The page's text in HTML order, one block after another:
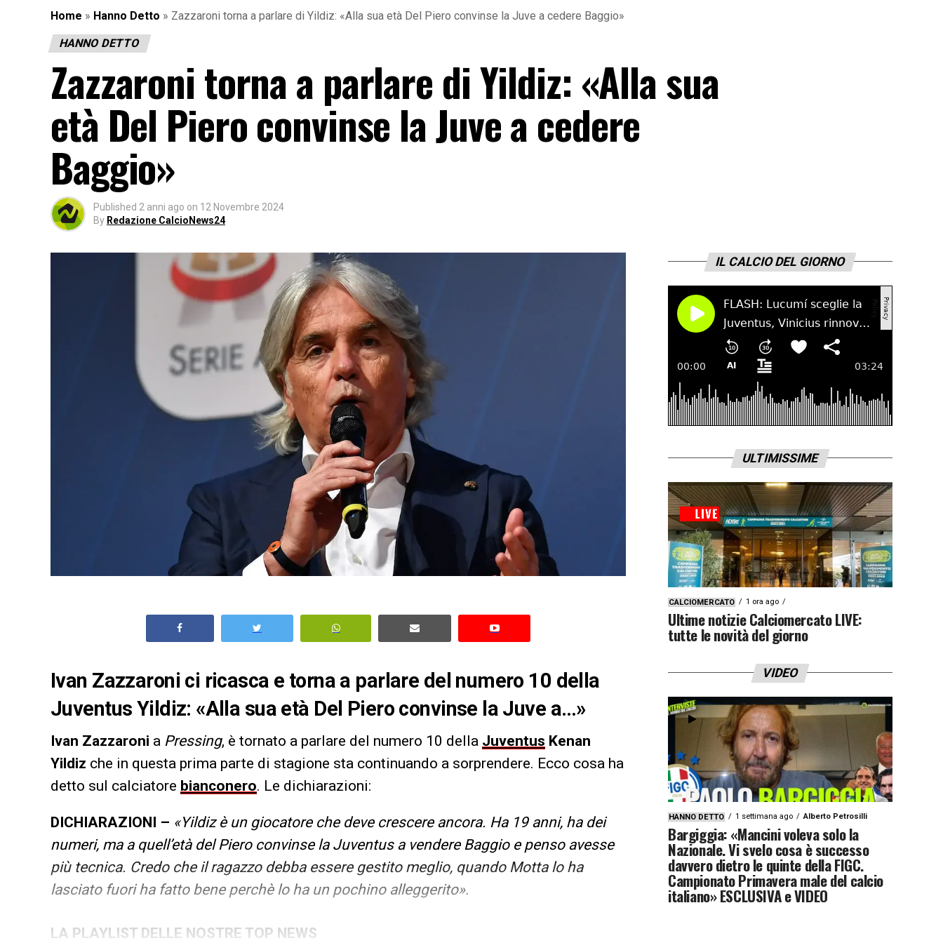
Home » Hanno Detto » Zazzaroni torna a parlare di Yildiz: «Alla sua età Del Piero convinse la Juve a cedere Baggio»
HANNO DETTO
Zazzaroni torna a parlare di Yildiz: «Alla sua
età Del Piero convinse la Juve a cedere
Baggio»
Published 2 anni ago on 12 Novembre 2024
By Redazione CalcioNews24
Ivan Zazzaroni ci ricasca e torna a parlare del numero 10 della
Juventus Yildiz: «Alla sua età Del Piero convinse la Juve a…»
Ivan Zazzaroni a Pressing, è tornato a parlare del numero 10 della Juventus Kenan
Yildiz che in questa prima parte di stagione sta continuando a sorprendere. Ecco cosa ha
detto sul calciatore bianconero. Le dichiarazioni:
DICHIARAZIONI – «Yildiz è un giocatore che deve crescere ancora. Ha 19 anni, ha dei
numeri, ma a quell’età del Piero convinse la Juventus a vendere Baggio e penso avesse
più tecnica. Credo che il ragazzo debba essere gestito meglio, quando Motta lo ha
lasciato fuori ha fatto bene perchè lo ha un pochino alleggerito».
LA PLAYLIST DELLE NOSTRE TOP NEWS
IL CALCIO DEL GIORNO
ULTIMISSIME
CALCIOMERCATO 1 ora ago
Ultime notizie Calciomercato LIVE:
tutte le novità del giorno
VIDEO
HANNO DETTO 1 settimana ago Alberto Petrosilli
Bargiggia: «Mancini voleva solo la
Nazionale. Vi svelo cosa è successo
davvero dietro le quinte della FIGC.
Campionato Primavera male del calcio
italiano» ESCLUSIVA e VIDEO